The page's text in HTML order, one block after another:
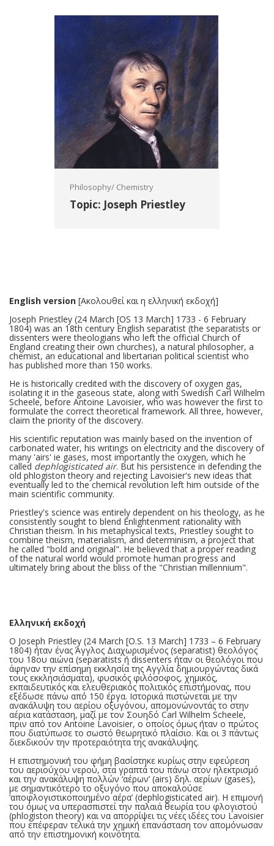
Philosophy/ Chemistry
Topic: Joseph Priestley
English version [Ακολουθεί και η ελληνική εκδοχή]
Joseph Priestley (24 March [OS 13 March] 1733 - 6 February
1804) was an 18th century English separatist (the separatists or
dissenters were theologians who left the official Church of
England creating their own churches), a natural philosopher, a
chemist, an educational and libertarian political scientist who
has published more than 150 works.
He is historically credited with the discovery of oxygen gas,
isolating it in the gaseous state, along with Swedish Carl Wilhelm
Scheele, before Antoine Lavoisier, who was however the first to
formulate the correct theoretical framework. All three, however,
claim the priority of the discovery.
His scientific reputation was mainly based on the invention of
carbonated water, his writings on electricity and the discovery of
many 'airs' ie gases, most importantly the oxygen, which he
called dephlogisticated air. But his persistence in defending the
old phlogiston theory and rejecting Lavoisier's new ideas that
eventually led to the chemical revolution left him outside of the
main scientific community.
Priestley's science was entirely dependent on his theology, as he
consistently sought to blend Enlightenment rationality with
Christian theism. In his metaphysical texts, Priestley sought to
combine theism, materialism, and determinism, a project that
he called "bold and original". He believed that a proper reading
of the natural world would promote human progress and
ultimately bring about the bliss of the "Christian millennium".
Ελληνική εκδοχή
Ο Joseph Priestley (24 March [O.S. 13 March] 1733 – 6 February
1804) ήταν ένας Άγγλος Διαχωρισμένος (separatist) θεολόγος
του 18ου αιώνα (separatists ή dissenters ήταν οι θεολόγοι που
άφηναν την επίσημη εκκλησία της Αγγλία δημιουργώντας δικά
τους εκκλησιάσματα), φυσικός φιλόσοφος, χημικός,
εκπαιδευτικός και ελευθεριακός πολιτικός επιστήμονας, που
εξέδωσε πάνω από 150 έργα. Ιστορικά πιστώνεται με την
ανακάλυψη του αερίου οξυγόνου, απομονώνοντάς το στην
αέρια κατάσταση, μαζί με τον Σουηδό Carl Wilhelm Scheele,
πριν από τον Antoine Lavoisier, ο οποίος όμως ήταν ο πρώτος
που διατύπωσε το σωστό θεωρητικό πλαίσιο. Και οι 3 πάντως
διεκδικούν την προτεραιότητα της ανακάλυψης.
Η επιστημονική του φήμη βασίστηκε κυρίως στην εφεύρεση
του αεριούχου νερού, στα γραπτά του πάνω στον ηλεκτρισμό
και την ανακάλυψη πολλών ‘αέρων’ (airs) δηλ. αερίων (gases),
με σημαντικότερο το οξυγόνο που αποκαλούσε
‘αποφλογιστικοποιημένο αέρα’ (dephlogisticated air). Η επιμονή
του όμως να υπερασπιστεί την παλαιά θεωρία του φλογιστού
(phlogiston theory) και να απορρίψει τις νέες ιδέες του Lavoisier
που επέφεραν τελικά την χημική επανάσταση τον απομόνωσαν
από την επιστημονική κοινότητα.